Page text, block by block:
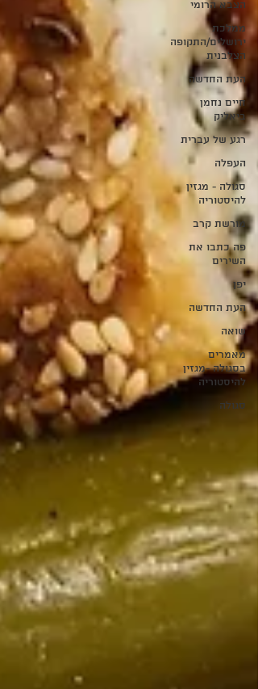
הצבא הרומי
ממלכת
ירושלים/התקופה
הצלבנית
העת החדשה
חיים נחמן
ביאליק
רגע של עברית
העפלה
סגולה - מגזין
להיסטוריה
מורשת קרב
פה כתבו את
השירים
יפן
העת החדשה
שואה
מאמרים
בסגולה -מגזין
להיסטוריה
סגולה